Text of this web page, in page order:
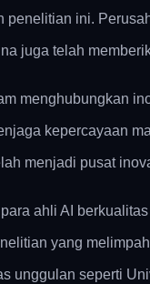
penelitian ini.
juga telah
menghubungkan
kepercayaan
menjadi pusat
ahli AI
yang
unggulan seperti